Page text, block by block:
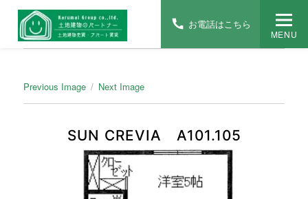
MENU
Previous Image Next Image
SUN CREVIA A101.105
お電話はこちら